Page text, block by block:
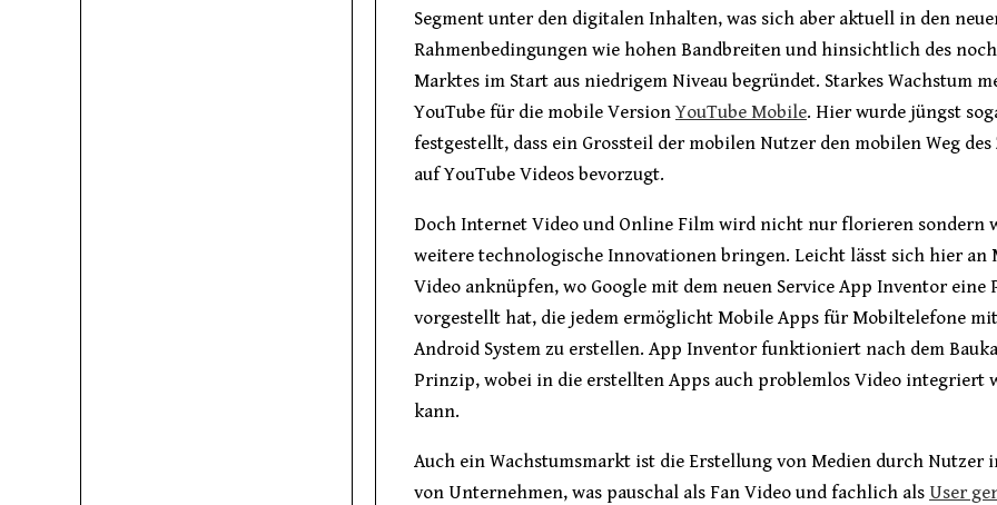
Segment unter den digitalen Inhalten, was sich aber aktuell in den
Rahmenbedingungen wie hohen Bandbreiten und hinsichtlich des
Marktes im Start aus niedrigem Niveau begründet. Starkes Wachstum
YouTube für die mobile VersionYouTube Mobile. Hier wurde jüngst
festgestellt, dass ein Grossteil der mobilen Nutzer den mobilen Weg
auf YouTube Videos bevorzugt.
Doch Internet Video und Online Film wird nicht nur florieren sondern
weitere technologische Innovationen bringen. Leicht lässt sich hier an
Video anknüpfen, wo Google mit dem neuen Service App Inventor eine
vorgestellt hat, die jedem ermöglicht Mobile Apps für Mobiltelefone
Android System zu erstellen. App Inventor funktioniert nach dem
Prinzip, wobei in die erstellten Apps auch problemlos Video integriert
kann.
Auch ein Wachstumsmarkt ist die Erstellung von Medien durch Nutzer
von Unternehmen, was pauschal als Fan Video und fachlich als User